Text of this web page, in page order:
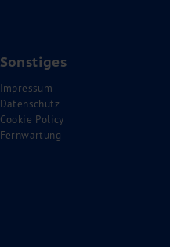
Sonstiges
Impressum
Datenschutz
Cookie Policy
Fernwartung